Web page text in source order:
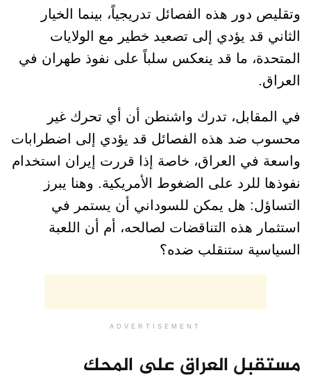
وتقليص دور هذه الفصائل تدريجياً، بينما الخيار
الثاني قد يؤدي إلى تصعيد خطير مع الولايات
المتحدة، ما قد ينعكس سلباً على نفوذ طهران في
العراق.
في المقابل، تدرك واشنطن أن أي تحرك غير
محسوب ضد هذه الفصائل قد يؤدي إلى اضطرابات
واسعة في العراق، خاصة إذا قررت إيران استخدام
نفوذها للرد على الضغوط الأمريكية. وهنا يبرز
التساؤل: هل يمكن للسوداني أن يستمر في
استثمار هذه التناقضات لصالحه، أم أن اللعبة
السياسية ستنقلب ضده؟
ADVERTISEMENT
مستقبل العراق على المحك